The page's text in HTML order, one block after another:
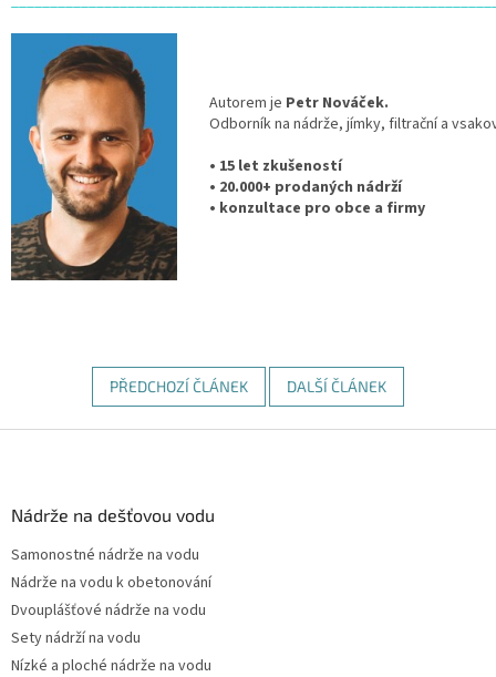
Autorem je Petr Nováček.
Odborník na nádrže, jímky, filtrační a
• 15 let zkušeností
• 20.000+ prodaných nádrží
• konzultace pro obce a firmy
PŘEDCHOZÍ ČLÁNEK DALŠÍ ČLÁNEK
Nádrže na dešťovou vodu
Samonostné nádrže na vodu
Nádrže na vodu k obetonování
Dvouplášťové nádrže na vodu
Sety nádrží na vodu
Nízké a ploché nádrže na vodu